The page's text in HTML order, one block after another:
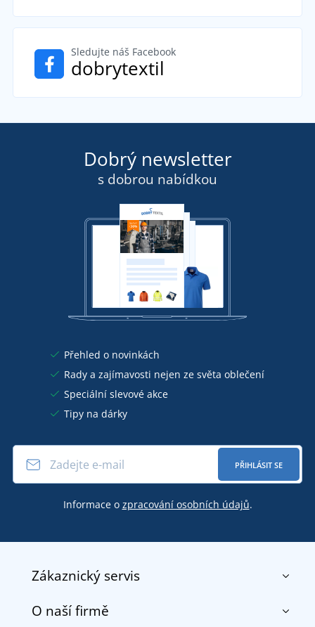
Sledujte náš Facebook
dobrytextil
Dobrý newsletter
s dobrou nabídkou
Přehled o novinkách
Rady a zajímavosti nejen ze světa oblečení
Speciální slevové akce
Tipy na dárky
PŘIHLÁSIT SE
Informace o zpracování osobních údajů.
Zákaznický servis
Kontakt
O naší firmě